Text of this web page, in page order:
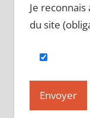
Je
du site